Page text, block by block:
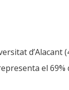
d’Alacant
el 69%